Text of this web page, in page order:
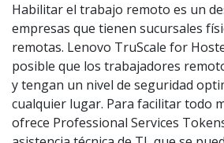
Habilitar el trabajo remoto es un
empresas que tienen sucursales
remotas. Lenovo TruScale for
posible que los trabajadores
y tengan un nivel de seguridad
cualquier lugar. Para facilitar todo
ofrece Professional Services